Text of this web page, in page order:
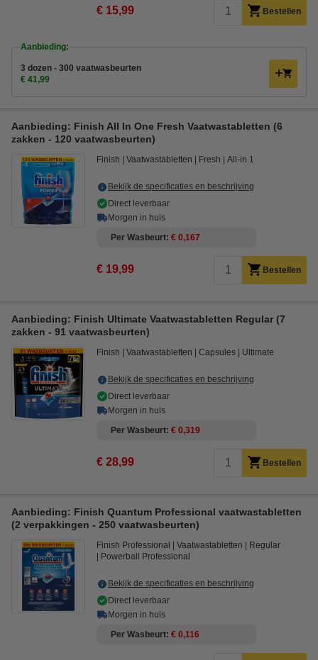
€ 15,99 Bestellen
Aanbieding:
3 dozen - 300 vaatwasbeurten
€ 41,99
Aanbieding: Finish All In One Fresh Vaatwastabletten (6
zakken - 120 vaatwasbeurten)
Finish Vaatwastabletten Fresh All-in 1
Bekijk de specificaties en beschrijving
Direct leverbaar
Morgen in huis
Per Wasbeurt € 0,167
€ 19,99 Bestellen
Aanbieding: Finish Ultimate Vaatwastabletten Regular (7
zakken - 91 vaatwasbeurten)
Finish Vaatwastabletten Capsules Ultimate
Bekijk de specificaties en beschrijving
Direct leverbaar
Morgen in huis
Per Wasbeurt € 0,319
€ 28,99 Bestellen
Aanbieding: Finish Quantum Professional vaatwastabletten
(2 verpakkingen - 250 vaatwasbeurten)
Finish Professional Vaatwastabletten
Regular
Powerball Professional
Bekijk de specificaties en beschrijving
Direct leverbaar
Morgen in huis
Per Wasbeurt € 0,116